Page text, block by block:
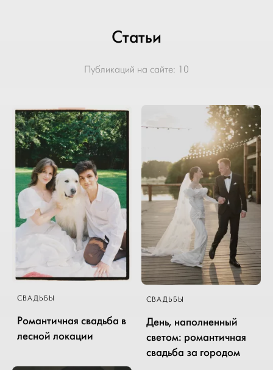
Статьи
Публикаций на сайте: 10
СВАДЬБЫ
Романтичная свадьба в
лесной локации
СВАДЬБЫ
День, наполненный
светом: романтичная
свадьба за городом